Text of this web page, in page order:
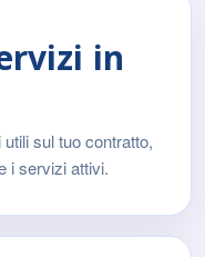
in
sul tuo contratto,
i servizi attivi.